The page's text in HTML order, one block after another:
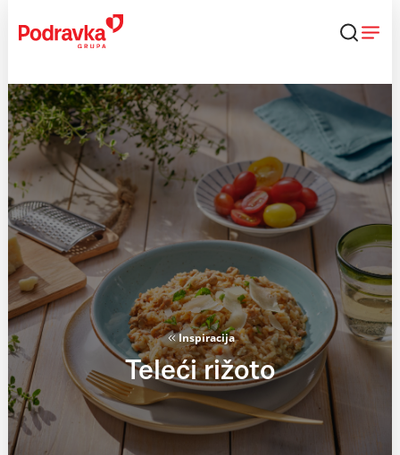
content
Inspiracija
Teleći rižoto